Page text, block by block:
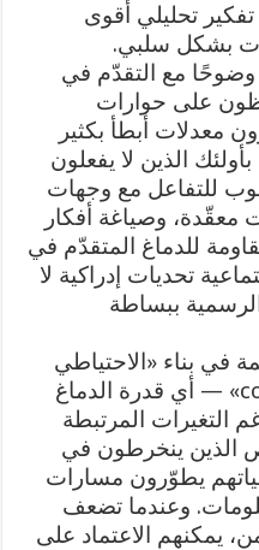
تحليلي أقوى
بشكل سلبي.
وضوحًا مع التقدّم في
على حوارات
معدلات أبطأ بكثير
الذين لا يفعلون
للتفاعل مع وجهات
معقّدة، وصياغة أفكار
للدماغ المتقدّم في
تحديات إدراكية لا
ببساطة
في بناء «الاحتياطي
الادراكي cognitive reserves» — أي قدرة الدماغ
التغيرات المرتبطة
الذين ينخرطون في
يطوّرون مسارات
وعندما تضعف
يمكنهم الاعتماد على